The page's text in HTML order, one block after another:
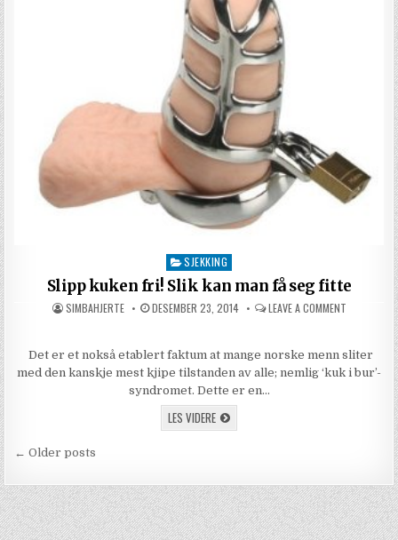
Posted in
SJEKKING
Slipp kuken fri! Slik kan man få seg fitte
AUTHOR:
SIMBAHJERTE PUBLISHED DATE:
DESEMBER 23, 2014 LEAVE A COMMENTON SLIPP
Det er et nokså etablert faktum at mange norske menn sliter
med den kanskje mest kjipe tilstanden av alle; nemlig ‘kuk i bur’-
syndromet. Dette er en…
LES VIDERESLIPP KUKEN FRI! SLIK KAN MAN FÅ SEG
Innleggnavigasjon
← Older posts